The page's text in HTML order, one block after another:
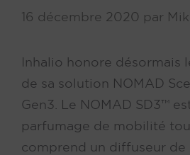
16 décembre 2020 par
Inhalio honore désormais
de sa solution NOMAD
Gen3. Le NOMAD SD3™
parfumage de mobilité
comprend un diffuseur de